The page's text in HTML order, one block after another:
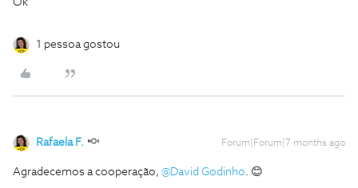
1 pessoa gostou
Rafaela F. Forum|Forum|7 months ago
Agradecemos a cooperação, ​ @David Godinho . 😊